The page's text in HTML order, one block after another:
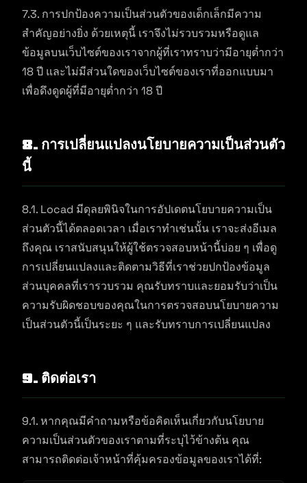
7.3. การปกป้องความเป็นส่วนตัวของเด็กเล็กมีความ
สำคัญอย่างยิ่ง ด้วยเหตุนี้ เราจึงไม่รวบรวมหรือดูแล
ข้อมูลบนเว็บไซต์ของเราจากผู้ที่เราทราบว่ามีอายุต่ำกว่า
18 ปี และไม่มีส่วนใดของเว็บไซต์ของเราที่ออกแบบมา
เพื่อดึงดูดผู้ที่มีอายุต่ำกว่า 18 ปี
8. การเปลี่ยนแปลงนโยบายความเป็นส่วนตัว
นี้
8.1. Locad มีดุลยพินิจในการอัปเดตนโยบายความเป็น
ส่วนตัวนี้ได้ตลอดเวลา เมื่อเราทำเช่นนั้น เราจะส่งอีเมล
ถึงคุณ เราสนับสนุนให้ผู้ใช้ตรวจสอบหน้านี้บ่อย ๆ เพื่อดู
การเปลี่ยนแปลงและติดตามวิธีที่เราช่วยปกป้องข้อมูล
ส่วนบุคคลที่เรารวบรวม คุณรับทราบและยอมรับว่าเป็น
ความรับผิดชอบของคุณในการตรวจสอบนโยบายความ
เป็นส่วนตัวนี้เป็นระยะ ๆ และรับทราบการเปลี่ยนแปลง
9. ติดต่อเรา
9.1. หากคุณมีคำถามหรือข้อคิดเห็นเกี่ยวกับนโยบาย
ความเป็นส่วนตัวของเราตามที่ระบุไว้ข้างต้น คุณ
สามารถติดต่อเจ้าหน้าที่คุ้มครองข้อมูลของเราได้ที่: